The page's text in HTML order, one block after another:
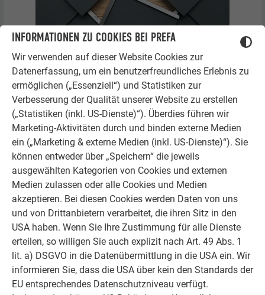
INFORMATIONEN ZU COOKIES BEI PREFA
Wir verwenden auf dieser Website Cookies zur
Datenerfassung, um ein benutzerfreundliches Erlebnis zu
ermöglichen („Essenziell“) und Statistiken zur
Verbesserung der Qualität unserer Website zu erstellen
(„Statistiken (inkl. US-Dienste)“). Überdies führen wir
Marketing-Aktivitäten durch und binden externe Medien
ein („Marketing & externe Medien (inkl. US-Dienste)“). Sie
können entweder über „Speichern“ die jeweils
ausgewählten Kategorien von Cookies und externen
Medien zulassen oder alle Cookies und Medien
akzeptieren. Bei diesen Cookies werden Daten von uns
und von Drittanbietern verarbeitet, die ihren Sitz in den
USA haben. Wenn Sie Ihre Zustimmung für alle Dienste
erteilen, so willigen Sie auch explizit nach Art. 49 Abs. 1
lit. a) DSGVO in die Datenübermittlung in die USA ein. Wir
informieren Sie, dass die USA über kein den Standards der
EU entsprechendes Datenschutzniveau verfügt.